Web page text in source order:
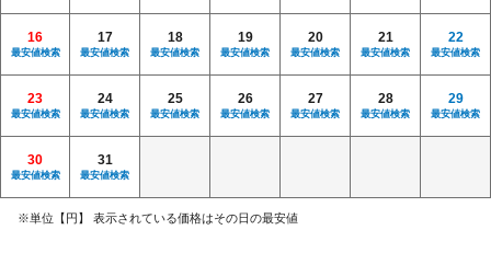
16
最安値検索
17
最安値検索
18
最安値検索
19
最安値検索
20
最安値検索
21
最安値検索
22
最安値検索
23
最安値検索
24
最安値検索
25
最安値検索
26
最安値検索
27
最安値検索
28
最安値検索
29
最安値検索
30
最安値検索
31
最安値検索
※単位【円】 表示されている価格はその日の最安値